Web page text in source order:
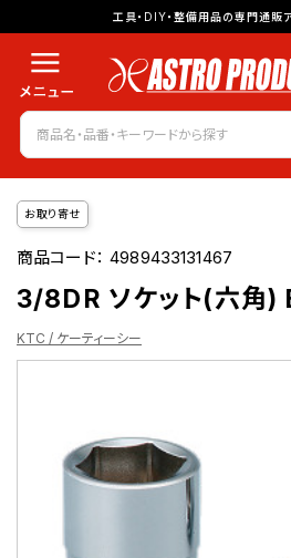
工具・DIY・整備用品の専門通販
お取り寄せ
商品コード：4989433131467
3/8DR ソケット(六角
KTC / ケーティーシー